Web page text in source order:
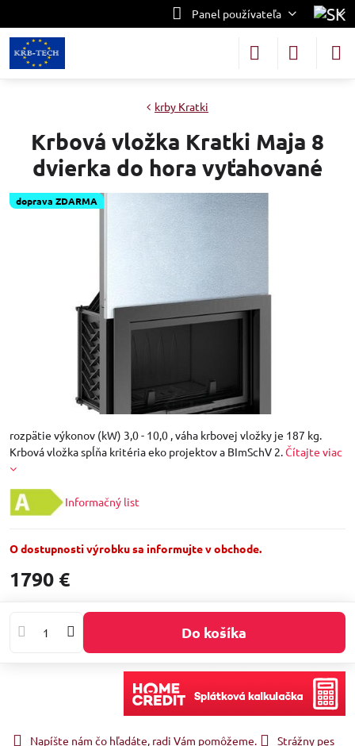
Panel používateľa
doprava ZDARMA
krby Kratki
Krbová vložka Kratki Maja 8
dvierka do hora vyťahované
rozpätie výkonov (kW) 3,0 - 10,0 , váha krbovej vložky je 187 kg.
Krbová vložka spĺňa kritéria eko projektov a BImSchV 2.Čítajte viac
Informačný list
O dostupnosti výrobku sa informujte v obchode.
1790 €
Do košíka
Napíšte nám čo hľadáte, radi Vám pomôžeme.
Strážny pes